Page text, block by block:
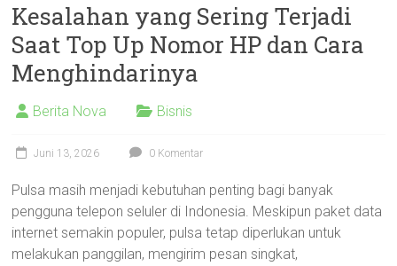
Kesalahan yang Sering Terjadi
Saat Top Up Nomor HP dan Cara
Menghindarinya
Berita Nova Bisnis
Juni 13, 2026 0 Komentar
Pulsa masih menjadi kebutuhan penting bagi banyak
pengguna telepon seluler di Indonesia. Meskipun paket data
internet semakin populer, pulsa tetap diperlukan untuk
melakukan panggilan, mengirim pesan singkat,